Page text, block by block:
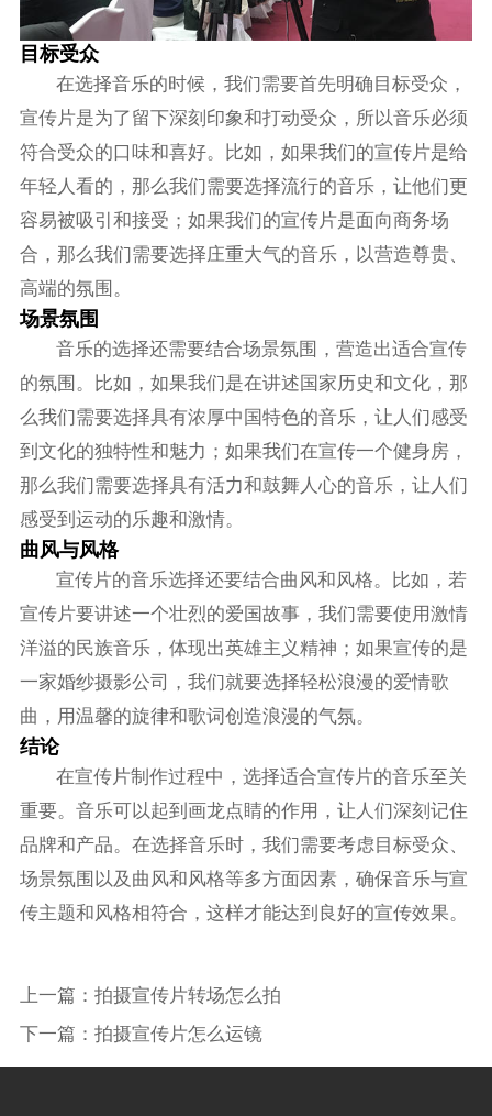
目标受众
在选择音乐的时候，我们需要首先明确目标受众，
宣传片是为了留下深刻印象和打动受众，所以音乐必须
符合受众的口味和喜好。比如，如果我们的宣传片是给
年轻人看的，那么我们需要选择流行的音乐，让他们更
容易被吸引和接受；如果我们的宣传片是面向商务场
合，那么我们需要选择庄重大气的音乐，以营造尊贵、
高端的氛围。
场景氛围
音乐的选择还需要结合场景氛围，营造出适合宣传
的氛围。比如，如果我们是在讲述国家历史和文化，那
么我们需要选择具有浓厚中国特色的音乐，让人们感受
到文化的独特性和魅力；如果我们在宣传一个健身房，
那么我们需要选择具有活力和鼓舞人心的音乐，让人们
感受到运动的乐趣和激情。
曲风与风格
宣传片的音乐选择还要结合曲风和风格。比如，若
宣传片要讲述一个壮烈的爱国故事，我们需要使用激情
洋溢的民族音乐，体现出英雄主义精神；如果宣传的是
一家婚纱摄影公司，我们就要选择轻松浪漫的爱情歌
曲，用温馨的旋律和歌词创造浪漫的气氛。
结论
在宣传片制作过程中，选择适合宣传片的音乐至关
重要。音乐可以起到画龙点睛的作用，让人们深刻记住
品牌和产品。在选择音乐时，我们需要考虑目标受众、
场景氛围以及曲风和风格等多方面因素，确保音乐与宣
传主题和风格相符合，这样才能达到良好的宣传效果。
上一篇： 拍摄宣传片转场怎么拍
下一篇： 拍摄宣传片怎么运镜